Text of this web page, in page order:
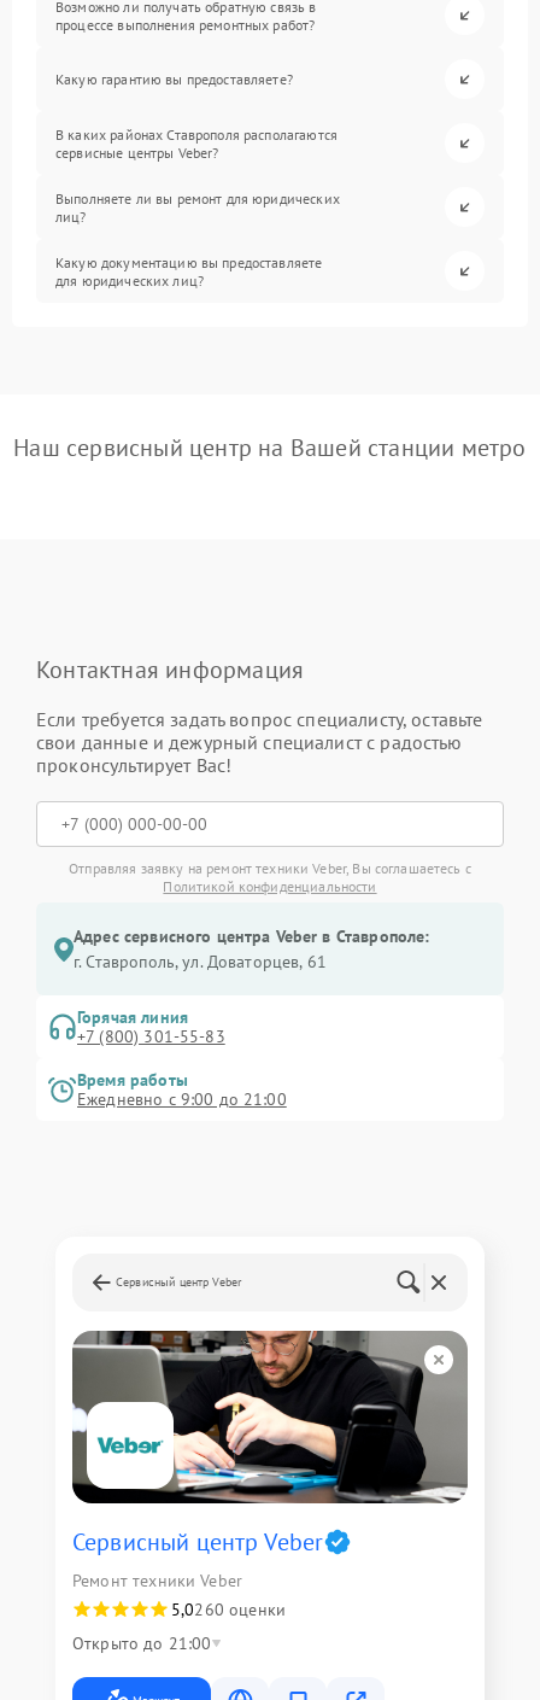
Возможно ли получать обратную связь в
процессе выполнения ремонтных работ?
Какую гарантию вы предоставляете?
В каких районах Ставрополя располагаются
сервисные центры Veber?
Выполняете ли вы ремонт для юридических
лиц?
Какую документацию вы предоставляете
для юридических лиц?
Наш сервисный центр на Вашей станции метро
Контактная информация
Если требуется задать вопрос специалисту, оставьте
свои данные и дежурный специалист с радостью
проконсультирует Вас!
Отправляя заявку на ремонт техники Veber, Вы соглашаетесь с
Политикой конфиденциальности
Адрес сервисного центра Veber в Ставрополе:
г. Ставрополь, ул. Доваторцев, 61
Горячая линия
+7 (800) 301-55-83
Время работы
Ежедневно с 9:00 до 21:00
Сервисный центр Veber
Сервисный центр Veber
Ремонт техники Veber
5,0260 оценки
Открыто до 21:00